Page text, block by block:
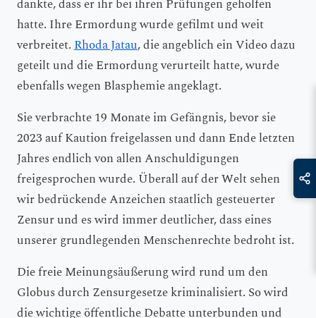
dankte, dass er ihr bei ihren Prüfungen geholfen
hatte. Ihre Ermordung wurde gefilmt und weit
verbreitet.Rhoda Jatau, die angeblich ein Video dazu
geteilt und die Ermordung verurteilt hatte, wurde
ebenfalls wegen Blasphemie angeklagt.
Sie verbrachte 19 Monate im Gefängnis, bevor sie
2023 auf Kaution freigelassen und dann Ende letzten
Jahres endlich von allen Anschuldigungen
freigesprochen wurde. Überall auf der Welt sehen
wir bedrückende Anzeichen staatlich gesteuerter
Zensur und es wird immer deutlicher, dass eines
unserer grundlegenden Menschenrechte bedroht ist.
Die freie Meinungsäußerung wird rund um den
Globus durch Zensurgesetze kriminalisiert. So wird
die wichtige öffentliche Debatte unterbunden und